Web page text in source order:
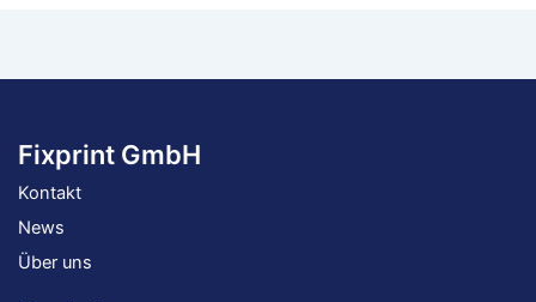
Fixprint GmbH
Kontakt
News
Über uns